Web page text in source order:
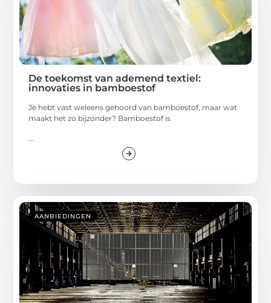
De toekomst van ademend textiel:
innovaties in bamboestof
Je hebt vast weleens gehoord van bamboestof, maar wat
maakt het zo bijzonder? Bamboestof is
AANBIEDINGEN